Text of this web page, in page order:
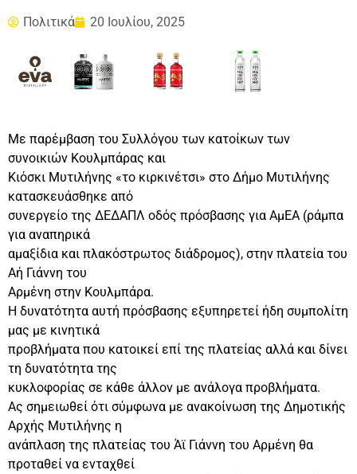
Πολιτικά 20 Ιουλίου, 2025
Με παρέμβαση του Συλλόγου των κατοίκων των
συνοικιών Κουλμπάρας και
Κιόσκι Μυτιλήνης «το κιρκινέτσι» στο Δήμο Μυτιλήνης
κατασκευάσθηκε από
συνεργείο της ΔΕΔΑΠΛ οδός πρόσβασης για ΑμΕΑ (ράμπα
για αναπηρικά
αμαξίδια και πλακόστρωτος διάδρομος), στην πλατεία του
Αή Γιάννη του
Αρμένη στην Κουλμπάρα.
Η δυνατότητα αυτή πρόσβασης εξυπηρετεί ήδη συμπολίτη
μας με κινητικά
προβλήματα που κατοικεί επί της πλατείας αλλά και δίνει
τη δυνατότητα της
κυκλοφορίας σε κάθε άλλον με ανάλογα προβλήματα.
Ας σημειωθεί ότι σύμφωνα με ανακοίνωση της Δημοτικής
Αρχής Μυτιλήνης η
ανάπλαση της πλατείας του Άϊ Γιάννη του Αρμένη θα
προταθεί να ενταχθεί